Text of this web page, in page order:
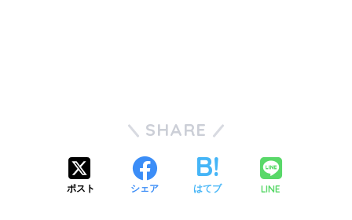
SHARE
ポスト シェア はてブ LINE